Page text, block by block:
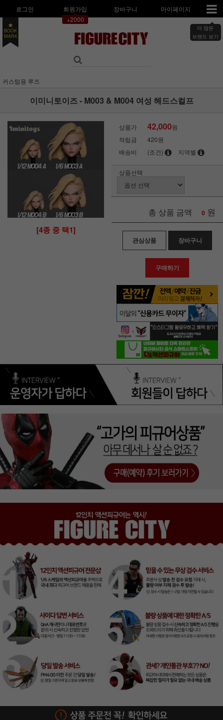
로그인
회원가입
+2000
장바구니 마이페이지
더 많은
브랜드 보기
BOOK
MARK
커스텀용 루즈
이미니토이즈 - M003 & M004 여성 헤드스컬프
[4종 중 택1]
상품가 42,000원
적립금
420원
배송비
(조건) 지역별
상품선택
총 상품 금액 0 원
관심상품 장바구니
구매하기